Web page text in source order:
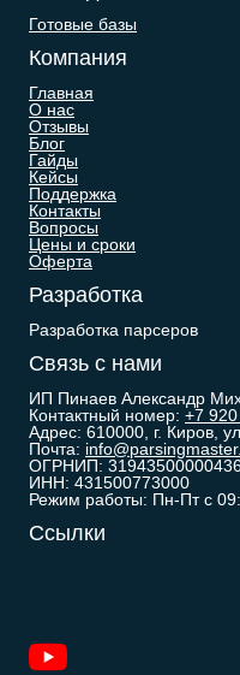
Готовые базы
Компания
Главная
О нас
Отзывы
Блог
Гайды
Кейсы
Поддержка
Контакты
Вопросы
Цены и сроки
Оферта
Разработка
Разработка парсеров
Связь с нами
ИП Пинаев Александр
Контактный номер: +7
Адрес: 610000, г. Киров,
Почта:
ОГРНИП:
ИНН: 431500773000
Режим работы: Пн-Пт с
Ссылки